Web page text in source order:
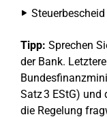
Tipp: Sprechen
der Bank.
Satz 3 EStG)
die Regelung